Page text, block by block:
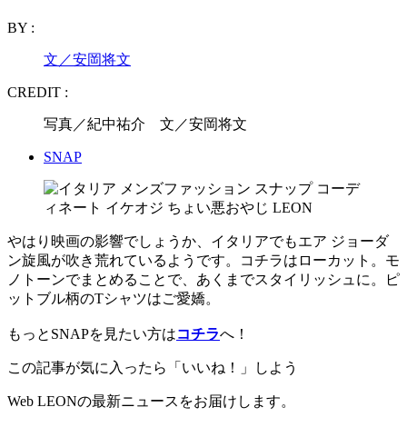
BY :
文／安岡将文
CREDIT :
写真／紀中祐介 文／安岡将文
SNAP
やはり映画の影響でしょうか、イタリアでもエア ジョーダ
ン旋風が吹き荒れているようです。コチラはローカット。モ
ノトーンでまとめることで、あくまでスタイリッシュに。ピ
ットブル柄のTシャツはご愛嬌。
もっとSNAPを見たい方はコチラへ！
この記事が気に入ったら「いいね！」しよう
Web LEONの最新ニュースをお届けします。